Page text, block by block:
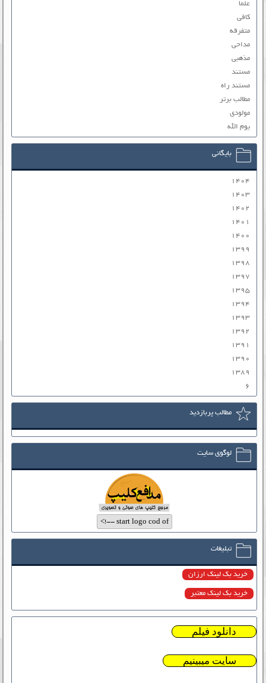
علما
کافی
متفرقه
مداحی
مذهبی
مستند
مستند راه
مطالب برتر
مولودی
یوم الله
بایگانی
۱۴۰۴
۱۴۰۳
۱۴۰۲
۱۴۰۱
۱۴۰۰
۱۳۹۹
۱۳۹۸
۱۳۹۷
۱۳۹۵
۱۳۹۴
۱۳۹۳
۱۳۹۲
۱۳۹۱
۱۳۹۰
۱۳۸۹
۶
مطالب پربازدید
لوگوی سایت
تبلیغات
خرید بک لینک ارزان
خرید بک لینک معتبر
دانلود فیلم
سایت میبینیم